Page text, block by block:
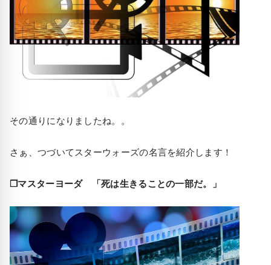
その通りになりましたね。。
さぁ、つづいてスターウォーズの名言を紹介します！
❒マスターヨーダ 「死は生きることの一部だ。」